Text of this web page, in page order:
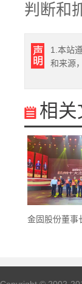
判断和
1.本站
和来源
相关
金固股份董事